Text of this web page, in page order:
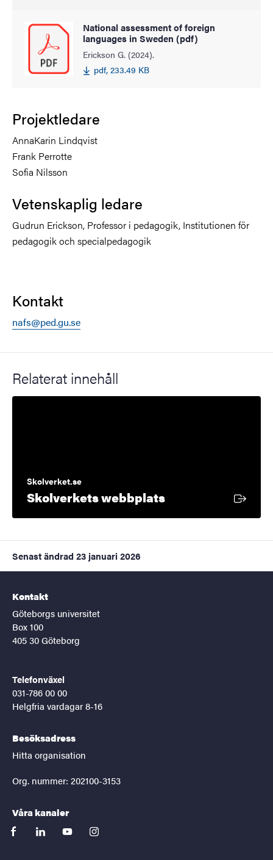
National assessment of foreign
languages in Sweden (pdf)
Erickson G. (2024).
pdf, 233.49 KB
Projektledare
AnnaKarin Lindqvist
Frank Perrotte
Sofia Nilsson
Vetenskaplig ledare
Gudrun Erickson, Professor i pedagogik, Institutionen för
pedagogik och specialpedagogik
Kontakt
nafs@ped.gu.se
Relaterat innehåll
Skolverket.se
Skolverkets webbplatsExtern länk
Senast ändrad 23 januari 2026
Kontakt
Göteborgs universitet
Box 100
405 30 Göteborg
Telefonväxel
031-786 00 00
Helgfria vardagar 8-16
Besöksadress
Hitta organisation
Org. nummer: 202100-3153
Våra kanaler
facebooklinkedinyoutubeinstagram